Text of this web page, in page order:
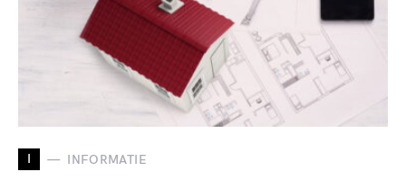
I INFORMATIE